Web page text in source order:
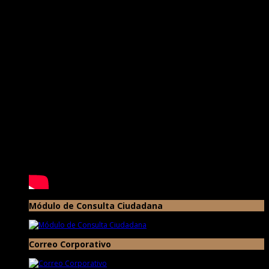
Módulo de Consulta Ciudadana
Correo Corporativo